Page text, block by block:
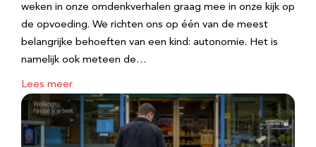
weken in onze omdenkverhalen graag mee in onze kijk op
de opvoeding. We richten ons op één van de meest
belangrijke behoeften van een kind: autonomie. Het is
namelijk ook meteen de…
Lees meer